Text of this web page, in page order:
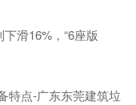
滑16%，“6座版
特点-广东东莞建筑垃